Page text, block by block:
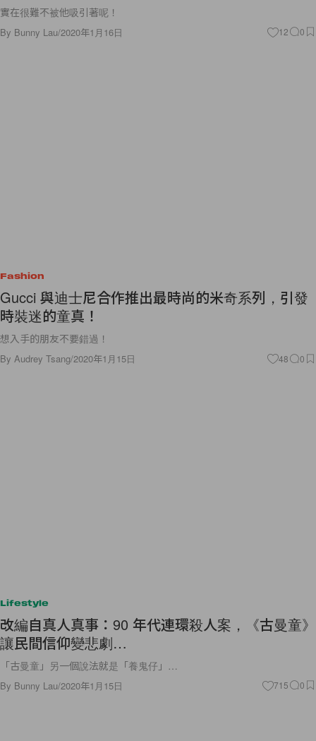
實在很難不被他吸引著呢！
By Bunny Lau/2020年1月16日 12 0
Fashion
Gucci 與迪士尼合作推出最時尚的米奇系列，引發
時裝迷的童真！
想入手的朋友不要錯過！
By Audrey Tsang/2020年1月15日 48 0
Lifestyle
改編自真人真事：90 年代連環殺人案，《古曼童》
讓民間信仰變悲劇…
「古曼童」另一個說法就是「養鬼仔」…
By Bunny Lau/2020年1月15日 715 0